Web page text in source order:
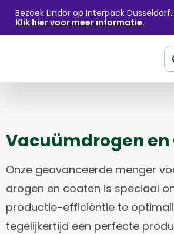
Bezoek Lindor op Interpack Dusseldorf.
Klik hier voor meer informatie.
Vacuümdrogen en
Onze geavanceerde menger
drogen en coaten is speciaal
productie-efficiëntie te
tegelijkertijd een perfecte